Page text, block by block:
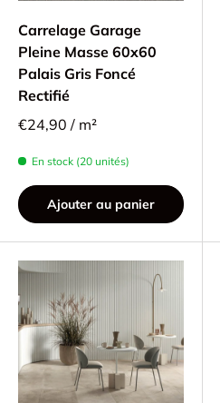
Carrelage Garage
Pleine Masse 60x60
Palais Gris Foncé
Rectifié
€24,90 / m²
En stock (20 unités)
Ajouter au panier